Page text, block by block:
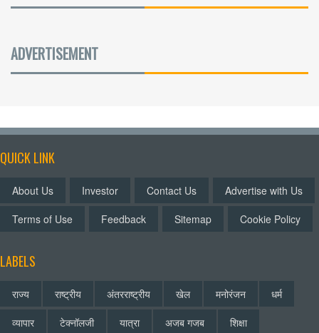
ADVERTISEMENT
QUICK LINK
About Us Investor Contact Us
Advertise with Us
Terms of Use
Feedback Sitemap Cookie Policy
LABELS
राज्य राष्ट्रीय अंतरराष्ट्रीय खेल मनोरंजन
धर्म
व्यापार
टेक्नॉलजी यात्रा अजब गजब शिक्षा